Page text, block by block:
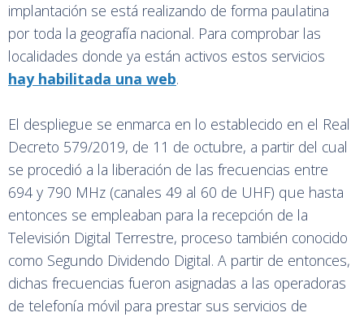
implantación se está realizando de forma paulatina
por toda la geografía nacional. Para comprobar las
localidades donde ya están activos estos servicios
hay habilitada una web.
El despliegue se enmarca en lo establecido en el Real
Decreto 579/2019, de 11 de octubre, a partir del cual
se procedió a la liberación de las frecuencias entre
694 y 790 MHz (canales 49 al 60 de UHF) que hasta
entonces se empleaban para la recepción de la
Televisión Digital Terrestre, proceso también conocido
como Segundo Dividendo Digital. A partir de entonces,
dichas frecuencias fueron asignadas a las operadoras
de telefonía móvil para prestar sus servicios de